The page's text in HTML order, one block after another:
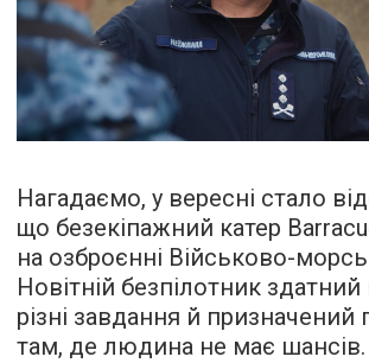
Нагадаємо, у вересні стало
що безекіпажний катер
на озброєнні Військово-
Новітній безпілотник
різні завдання й
там, де людина не має шансів.